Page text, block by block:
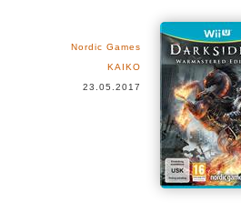
Nordic Games
KAIKO
23.05.2017